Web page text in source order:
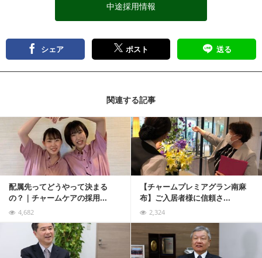
中途採用情報
シェア ポスト 送る
関連する記事
配属先ってどうやって決まる
の？｜チャームケアの採用...
4,682
【チャームプレミアグラン南麻
布】ご入居者様に信頼さ...
2,324
記事を読む
記事を読む